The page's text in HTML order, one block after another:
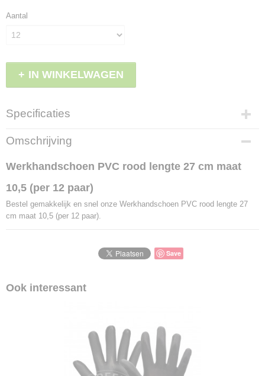
Aantal
IN WINKELWAGEN
Specificaties
Productcode
LBS - EW371/105
EAN code
Productcode leverancier
EW371/105
Omschrijving
Werkhandschoen PVC rood lengte 27 cm maat
10,5 (per 12 paar)
Bestel gemakkelijk en snel onze Werkhandschoen PVC rood lengte 27
cm maat 10,5 (per 12 paar).
Save
Ook interessant